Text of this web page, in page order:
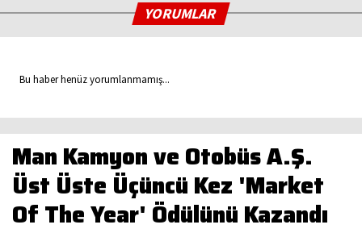
YORUMLAR
Bu haber henüz yorumlanmamış...
Man Kamyon ve Otobüs A.Ş.
Üst Üste Üçüncü Kez 'Market
Of The Year' Ödülünü Kazandı